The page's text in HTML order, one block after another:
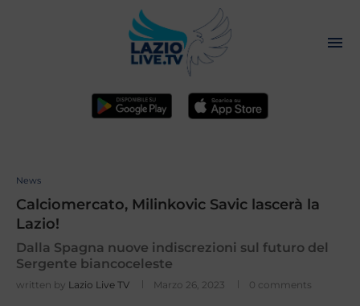
News
Calciomercato, Milinkovic Savic lascerà la
Lazio!
Dalla Spagna nuove indiscrezioni sul futuro del
Sergente biancoceleste
written by Lazio Live TV Marzo 26, 2023 0 comments